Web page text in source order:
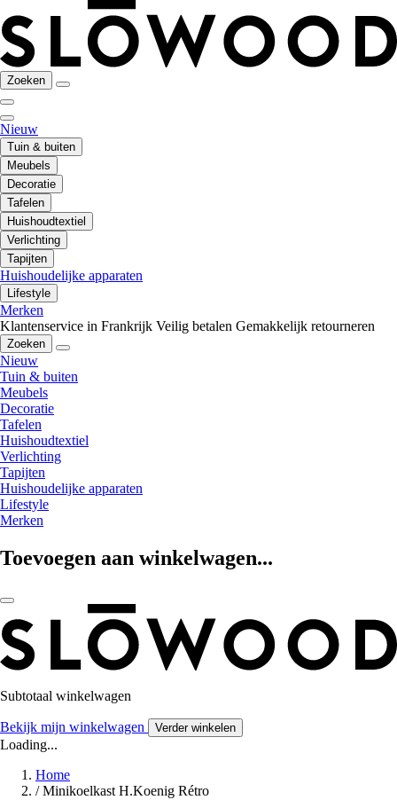
Zoeken
Nieuw
Tuin & buiten
Meubels
Decoratie
Tafelen
Huishoudtextiel
Verlichting
Tapijten
Huishoudelijke apparaten
Lifestyle
Merken
Klantenservice in Frankrijk Veilig betalen Gemakkelijk retourneren
Zoeken
Nieuw
Tuin & buiten
Meubels
Decoratie
Tafelen
Huishoudtextiel
Verlichting
Tapijten
Huishoudelijke apparaten
Lifestyle
Merken
Toevoegen aan winkelwagen...
Subtotaal winkelwagen
Bekijk mijn winkelwagen Verder winkelen
Loading...
Home
/ Minikoelkast H.Koenig Rétro